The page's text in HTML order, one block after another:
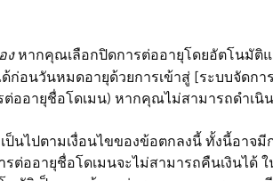
งหากคุณเลือกปิดการต่ออายุโดยอัตโนมัติแ
ด้ก่อนวันหมดอายุด้วยการเข้าสู่ [ระบบจัด
ออายุชื่อโดเมน) หากคุณไม่สามารถดำเนิ
ป็นไปตามเงื่อนไขของข้อตกลงนี้ ทั้งนี้อา
ต่ออายุชื่อโดเมนจะไม่สามารถคืนเงินได้